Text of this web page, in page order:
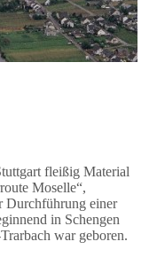
fleißig Material
Moselle“,
Durchführung einer
in Schengen
war geboren.